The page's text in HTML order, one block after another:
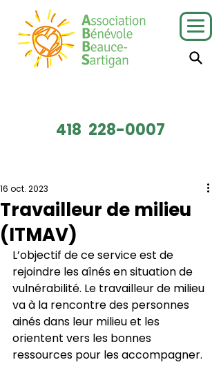
418 228-0007
Travailleur de milieu
(ITMAV)
16 oct. 2023
L’objectif de ce service est de
rejoindre les aînés en situation de
vulnérabilité. Le travailleur de milieu
va à la rencontre des personnes
ainés dans leur milieu et les
orientent vers les bonnes
ressources pour les accompagner.